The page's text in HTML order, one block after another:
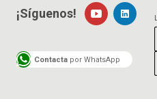
¡Síguenos!
Contacta por WhatsApp